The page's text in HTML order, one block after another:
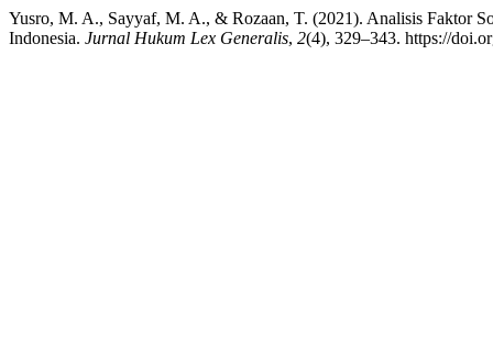
Yusro, M. A., Sayyaf, M. A., & Rozaan, T. (2021). Analisis Faktor
Indonesia. Jurnal Hukum Lex Generalis, 2(4), 329–343. https://